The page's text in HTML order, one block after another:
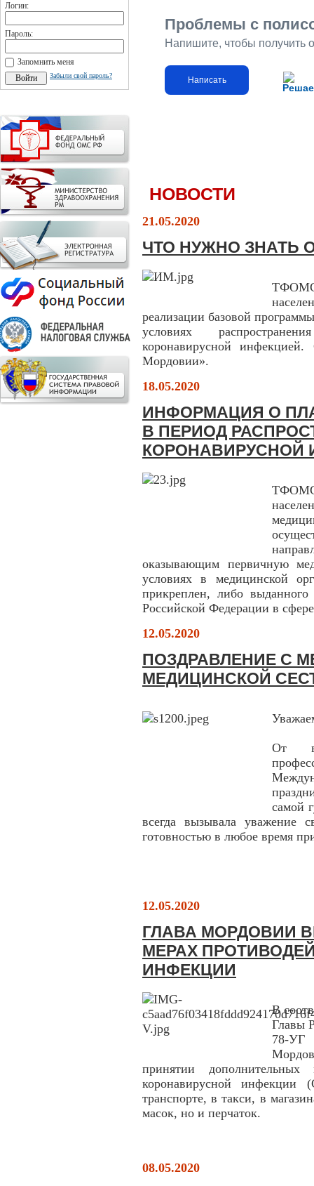
Логин:
Пароль:
Запомнить меня
Забыли свой пароль?
Проблемы с
Напишите, чтобы получить
Написать
НОВОСТИ
21.05.2020
ЧТО НУЖНО ЗНАТЬ
реализации базовой
условиях
коронавирусной инфекцией.
Мордовии».
18.05.2020
ИНФОРМАЦИЯ О
В ПЕРИОД
КОРОНАВИРУСНОЙ
оказывающим первичную
условиях в медицинской
прикреплен, либо выданного
Российской Федерации в
12.05.2020
ПОЗДРАВЛЕНИЕ С
МЕДИЦИНСКОЙ
От
самой
всегда вызывала уважение
готовностью в любое время
12.05.2020
ГЛАВА МОРДОВИИ
МЕРАХ
ИНФЕКЦИИ
В
Главы
78-УГ
принятии
коронавирусной
транспорте, в такси, в
масок, но и перчаток.
08.05.2020